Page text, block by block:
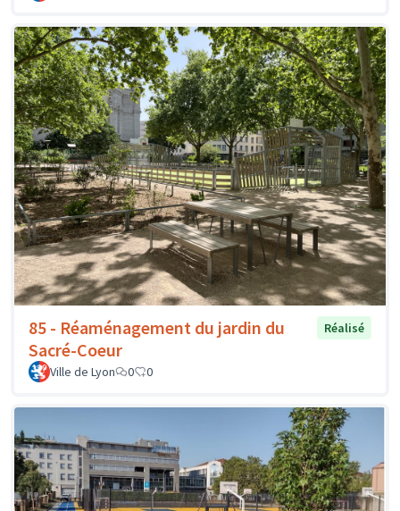
85 - Réaménagement du jardin du
Sacré-Coeur
Réalisé
Ville de Lyon 0 0